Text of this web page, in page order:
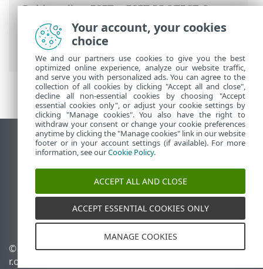
Guida online ESET>ESET PROTECT On-
Prem> Installa >Installazione
componenti su Windows> Installazione
Console Web - Windows
Visualizza sito desktop
End of Life
ESET Knowledge Base
ESET Status Portal
Supporto regionale
© 1992 - 2026 ESET, spol. s
r.o. - Tutti i diritti riservati.
Gestisci cookie
Your account, your cookies
choice
We and our partners use cookies to give you the best
optimized online experience, analyze our website traffic,
and serve you with personalized ads. You can agree to the
collection of all cookies by clicking "Accept all and close",
decline all non-essential cookies by choosing "Accept
essential cookies only", or adjust your cookie settings by
clicking "Manage cookies". You also have the right to
withdraw your consent or change your cookie preferences
anytime by clicking the "Manage cookies" link in our website
footer or in your account settings (if available). For more
information, see ourCookie Policy.
ACCEPT ALL AND CLOSE
ACCEPT ESSENTIAL COOKIES ONLY
MANAGE COOKIES